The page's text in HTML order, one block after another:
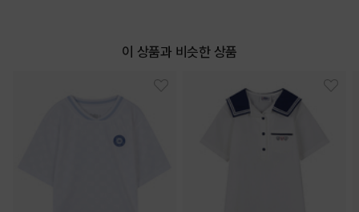
이 상품과 비슷한 상품